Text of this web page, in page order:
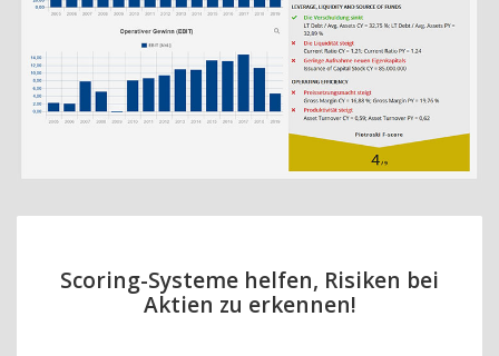
Scoring-Systeme helfen, Risiken bei
Aktien zu erkennen!